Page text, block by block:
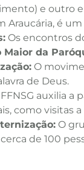
e outro
Araucária, é
Os encontros
Maior da
O
de Deus.
auxilia a
como visitas
O
de 100